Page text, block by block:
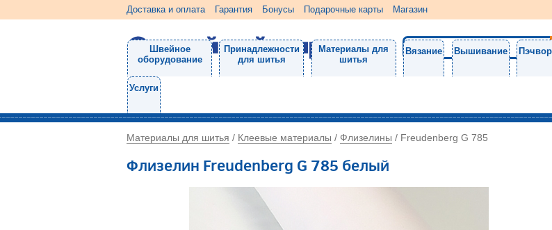
Доставка и оплата Гарантия Бонусы Подарочные карты Магазин
Швейное
оборудование
Принадлежности
для шитья
Материалы для
шитья
Вязание Вышивание
Услуги
Материалы для шитья / Клеевые материалы / Флизелины / Freudenberg G 785
Флизелин Freudenberg G 785 белый